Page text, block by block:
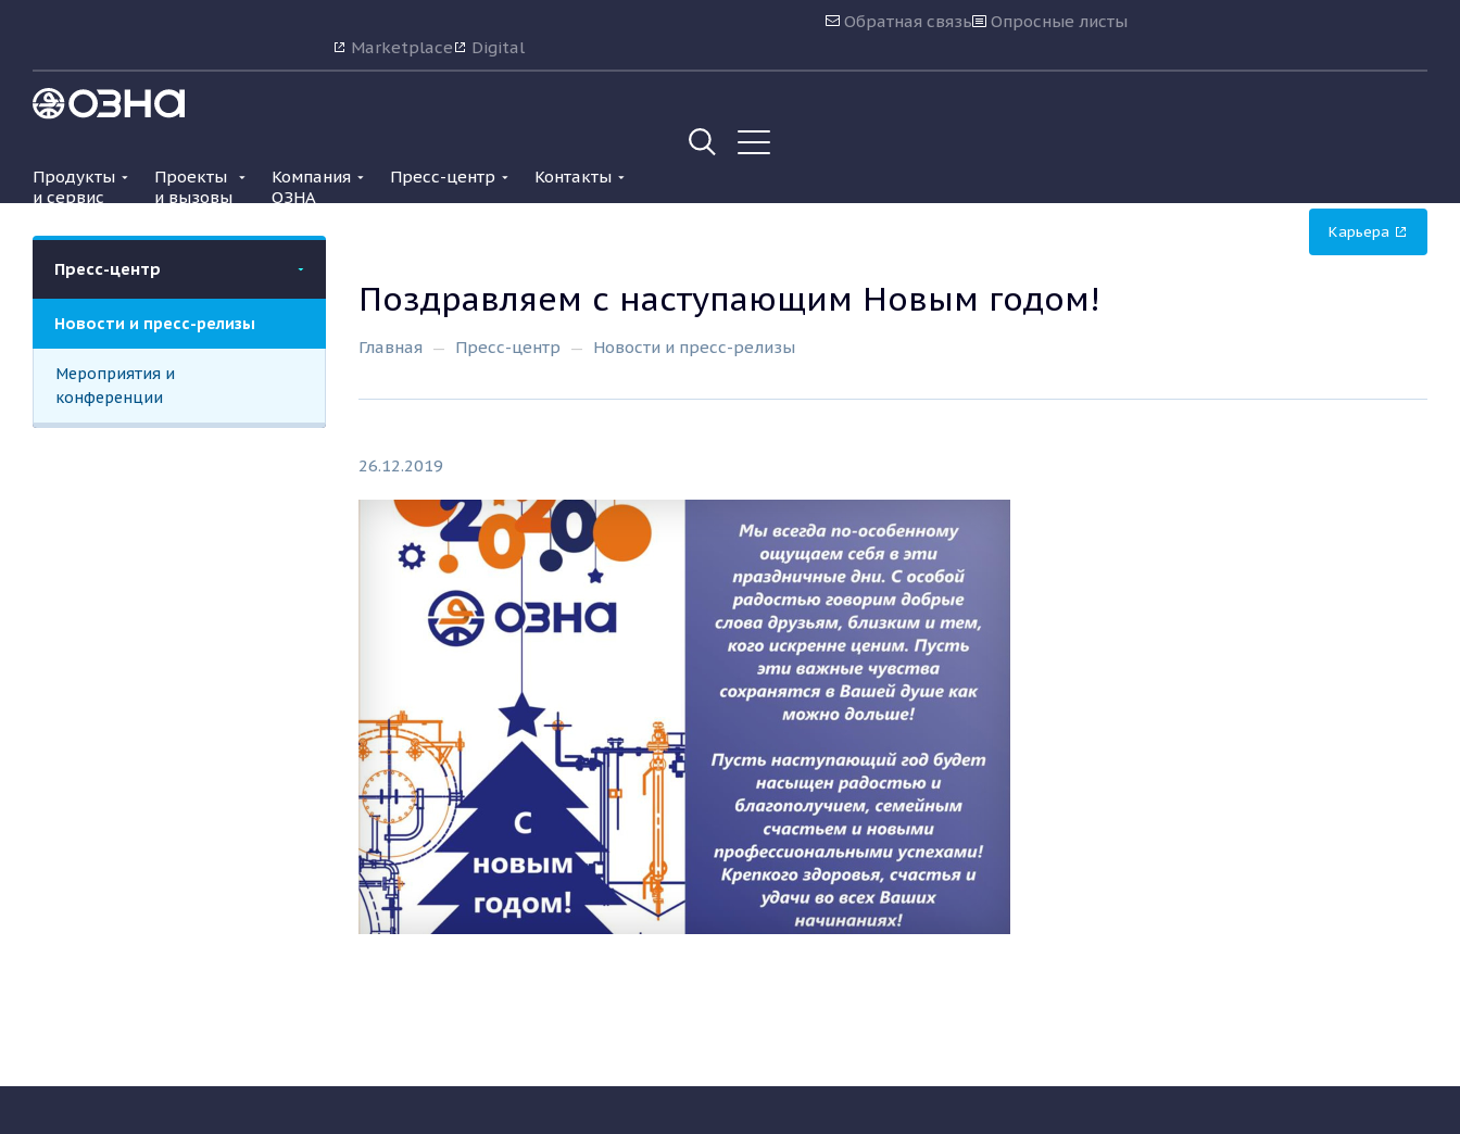
Обратная связь
Опросные листы
Marketplace
Digital
Продукты
и сервис
Проекты
и вызовы
Компания
ОЗНА
Пресс-центр Контакты
Карьера
Пресс-центр
Новости и пресс-релизы
Мероприятия и
конференции
Поздравляем с наступающим Новым годом!
Главная Пресс-центр Новости и пресс-релизы
26.12.2019